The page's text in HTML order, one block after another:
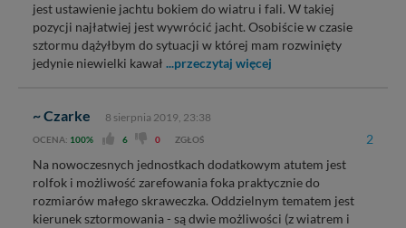
jest ustawienie jachtu bokiem do wiatru i fali. W takiej
pozycji najłatwiej jest wywrócić jacht. Osobiście w czasie
sztormu dążyłbym do sytuacji w której mam rozwinięty
jedynie niewielki kawał ...przeczytaj więcej
~ Czarke 8 sierpnia 2019, 23:38
OCENA: 100% 6 0 ZGŁOŚ 2
Na nowoczesnych jednostkach dodatkowym atutem jest
rolfok i możliwość zarefowania foka praktycznie do
rozmiarów małego skraweczka. Oddzielnym tematem jest
kierunek sztormowania - są dwie możliwości (z wiatrem i